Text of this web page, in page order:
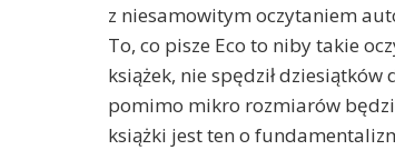
z niesamowitym oczytaniem
To, co pisze Eco to niby takie
książek, nie spędził
pomimo mikro rozmiarów
książki jest ten o